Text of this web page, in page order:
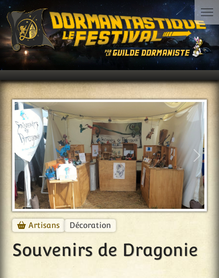
Précédent
Artisans Décoration
Souvenirs de Dragonie